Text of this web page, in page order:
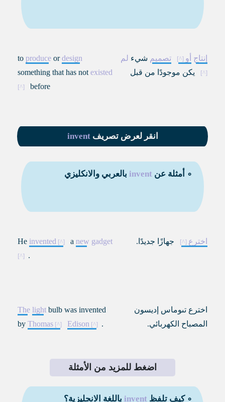
إنتاج أو تصميم شيء لم
يكن موجودًا من قبل
to produce ordesign
something that has not existed
before
انقر لعرض تصريفinvent
∘ أمثلة عنinvent بالعربي والانكليزي
اخترع جهازًا جديدًا .
He invented a new gadget
.
اخترع تىوماس إديسون
المصباح الكهربائي.
The light bulb was invented
by Thomas Edison .
اضغط للمزيد من الأمثلة
∘ كيف تلفظinvent باللغة الانجليزية؟